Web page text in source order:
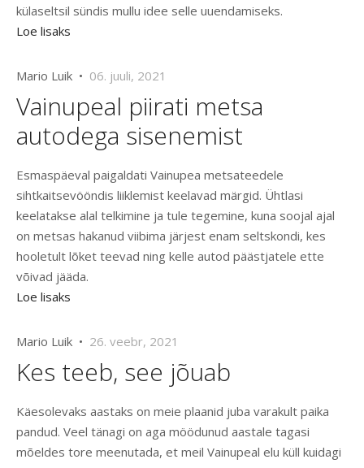
külaseltsil sündis mullu idee selle uuendamiseks.
Loe lisaks
Mario Luik • 06. juuli, 2021
Vainupeal piirati metsa
autodega sisenemist
Esmaspäeval paigaldati Vainupea metsateedele
sihtkaitsevööndis liiklemist keelavad märgid. Ühtlasi
keelatakse alal telkimine ja tule tegemine, kuna soojal ajal
on metsas hakanud viibima järjest enam seltskondi, kes
hooletult lõket teevad ning kelle autod päästjatele ette
võivad jääda.
Loe lisaks
Mario Luik • 26. veebr, 2021
Kes teeb, see jõuab
Käesolevaks aastaks on meie plaanid juba varakult paika
pandud. Veel tänagi on aga möödunud aastale tagasi
mõeldes tore meenutada, et meil Vainupeal elu küll kuidagi